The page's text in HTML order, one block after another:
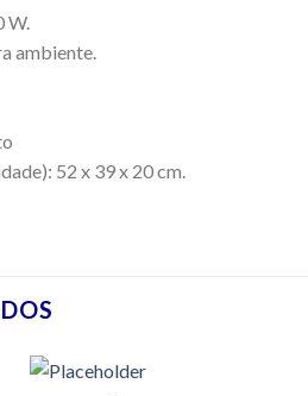
W.
ambiente.
52 x 39 x 20 cm.